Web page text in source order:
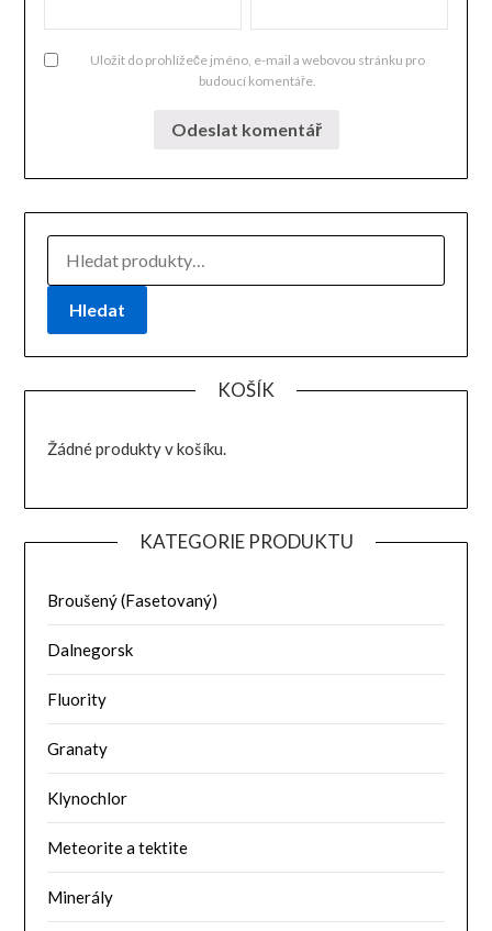
Uložit do prohlížeče jméno, e-mail a webovou stránku pro
budoucí komentáře.
Hledat
KOŠÍK
Žádné produkty v košíku.
KATEGORIE PRODUKTU
Broušený (Fasetovaný)
Dalnegorsk
Fluority
Granaty
Klynochlor
Meteorite a tektite
Minerály